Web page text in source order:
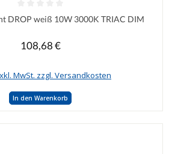
von 0 von 5 Sternen
DROP weiß 10W 3000K TRIAC DIM
Regulärer Preis:
108,68 €
MwSt. zzgl. Versandkosten
In den Warenkorb